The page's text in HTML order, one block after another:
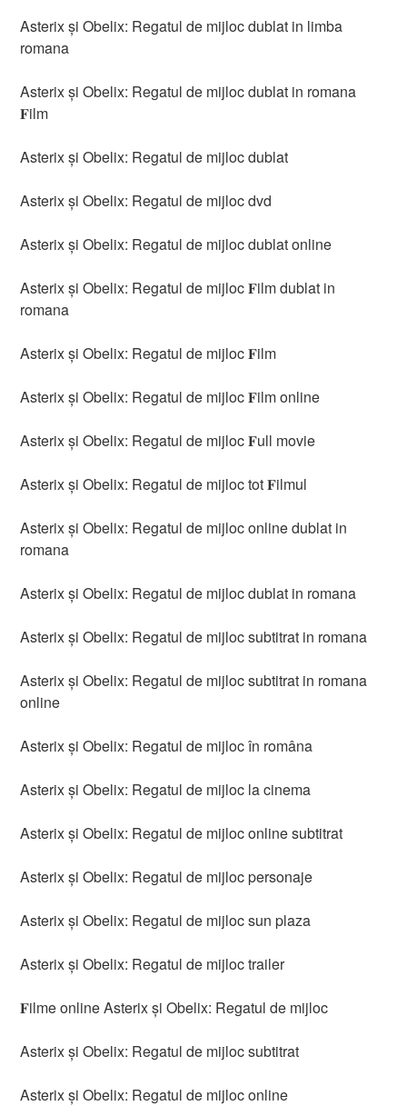
Asterix și Obelix: Regatul de mijloc dublat in limba
romana
Asterix și Obelix: Regatul de mijloc dublat in romana
𝐅ilm
Asterix și Obelix: Regatul de mijloc dublat
Asterix și Obelix: Regatul de mijloc dvd
Asterix și Obelix: Regatul de mijloc dublat online
Asterix și Obelix: Regatul de mijloc 𝐅ilm dublat in
romana
Asterix și Obelix: Regatul de mijloc 𝐅ilm
Asterix și Obelix: Regatul de mijloc 𝐅ilm online
Asterix și Obelix: Regatul de mijloc 𝐅ull movie
Asterix și Obelix: Regatul de mijloc tot 𝐅ilmul
Asterix și Obelix: Regatul de mijloc online dublat in
romana
Asterix și Obelix: Regatul de mijloc dublat in romana
Asterix și Obelix: Regatul de mijloc subtitrat in romana
Asterix și Obelix: Regatul de mijloc subtitrat in romana
online
Asterix și Obelix: Regatul de mijloc în româna
Asterix și Obelix: Regatul de mijloc la cinema
Asterix și Obelix: Regatul de mijloc online subtitrat
Asterix și Obelix: Regatul de mijloc personaje
Asterix și Obelix: Regatul de mijloc sun plaza
Asterix și Obelix: Regatul de mijloc trailer
𝐅ilme online Asterix și Obelix: Regatul de mijloc
Asterix și Obelix: Regatul de mijloc subtitrat
Asterix și Obelix: Regatul de mijloc online